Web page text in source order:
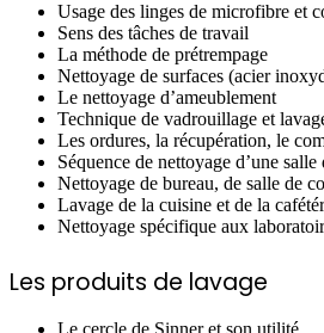
Usage des linges de microfibre et
Sens des tâches de travail
La méthode de prétrempage
Nettoyage de surfaces (acier
Le nettoyage d’ameublement
Technique de vadrouillage et
Les ordures, la récupération, le
Séquence de nettoyage d’une
Nettoyage de bureau, de salle de
Lavage de la cuisine et de la
Nettoyage spécifique aux
Les produits de lavage
Le cercle de Sinner et son utilité